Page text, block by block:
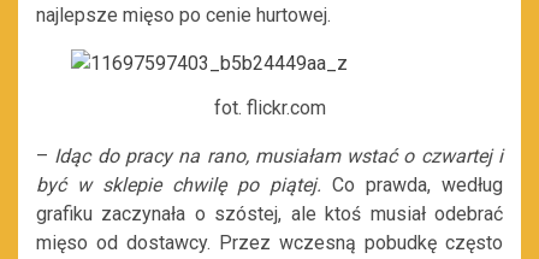
najlepsze mięso po cenie hurtowej.
fot. flickr.com
– Idąc do pracy na rano, musiałam wstać o czwartej i
być w sklepie chwilę po piątej. Co prawda, według
grafiku zaczynała o szóstej, ale ktoś musiał odebrać
mięso od dostawcy. Przez wczesną pobudkę często